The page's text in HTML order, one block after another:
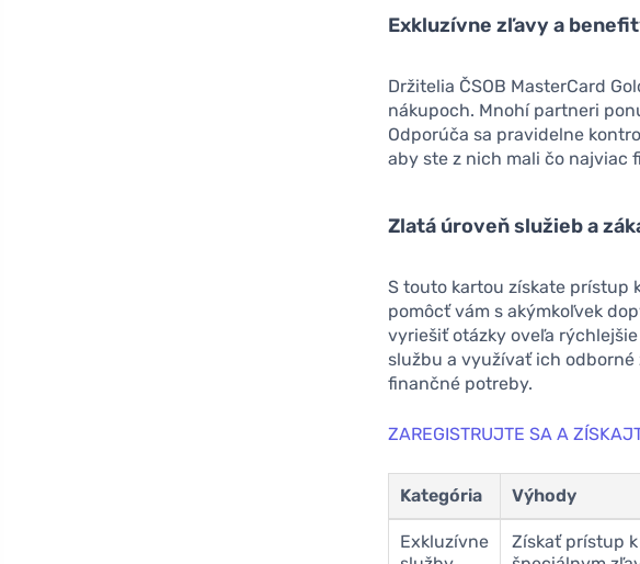
Exkluzívne zľavy a
Držitelia ČSOB MasterCard
nákupoch. Mnohí partneri
Odporúča sa pravidelne
aby ste z nich mali čo najviac
Zlatá úroveň služieb a
S touto kartou získate prístup
pomôcť vám s akýmkoľvek
vyriešiť otázky oveľa
službu a využívať ich
finančné potreby.
ZAREGISTRUJTE SA A
Kategória Výhody
Exkluzívne
Získať prístup k